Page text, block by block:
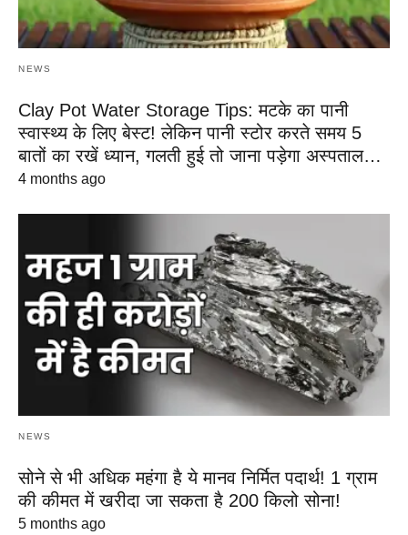
NEWS
Clay Pot Water Storage Tips: मटके का पानी
स्वास्थ्य के लिए बेस्ट! लेकिन पानी स्टोर करते समय 5
बातों का रखें ध्यान, गलती हुई तो जाना पड़ेगा अस्पताल…
4 months ago
NEWS
सोने से भी अधिक महंगा है ये मानव निर्मित पदार्थ! 1 ग्राम
की कीमत में खरीदा जा सकता है 200 किलो सोना!
5 months ago